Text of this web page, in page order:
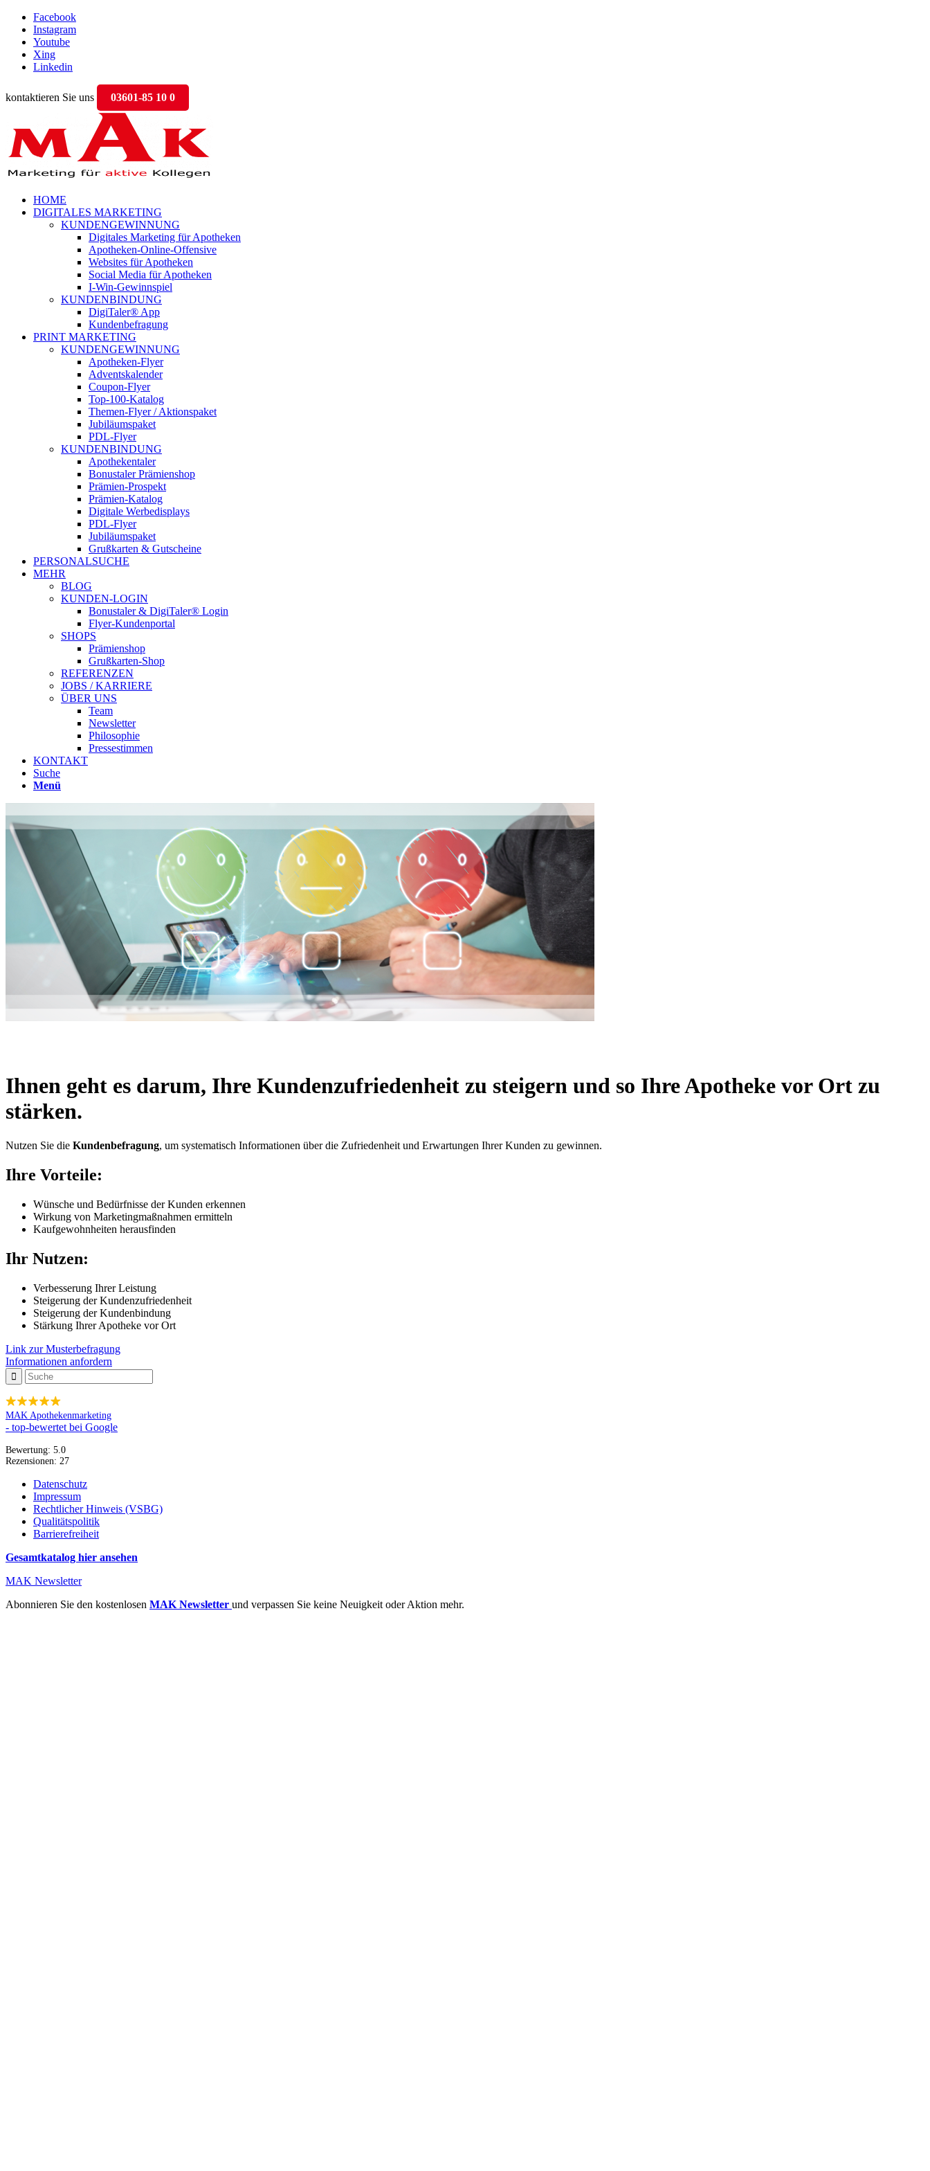
Facebook
Instagram
Youtube
Xing
Linkedin
kontaktieren Sie uns 03601-85 10 0
HOME
DIGITALES MARKETING
KUNDENGEWINNUNG
Digitales Marketing für Apotheken
Apotheken-Online-Offensive
Websites für Apotheken
Social Media für Apotheken
I-Win-Gewinnspiel
KUNDENBINDUNG
DigiTaler® App
Kundenbefragung
PRINT MARKETING
KUNDENGEWINNUNG
Apotheken-Flyer
Adventskalender
Coupon-Flyer
Top-100-Katalog
Themen-Flyer / Aktionspaket
Jubiläumspaket
PDL-Flyer
KUNDENBINDUNG
Apothekentaler
Bonustaler Prämienshop
Prämien-Prospekt
Prämien-Katalog
Digitale Werbedisplays
PDL-Flyer
Jubiläumspaket
Grußkarten & Gutscheine
PERSONALSUCHE
MEHR
BLOG
KUNDEN-LOGIN
Bonustaler & DigiTaler® Login
Flyer-Kundenportal
SHOPS
Prämienshop
Grußkarten-Shop
REFERENZEN
JOBS / KARRIERE
ÜBER UNS
Team
Newsletter
Philosophie
Pressestimmen
KONTAKT
Suche
Menü
Ihnen geht es darum, Ihre Kundenzufriedenheit zu steigern und so Ihre Apotheke vor Ort zu
stärken.
Nutzen Sie die Kundenbefragung, um systematisch Informationen über die Zufriedenheit und Erwartungen Ihrer Kunden zu gewinnen.
Ihre Vorteile:
Wünsche und Bedürfnisse der Kunden erkennen
Wirkung von Marketingmaßnahmen ermitteln
Kaufgewohnheiten herausfinden
Ihr Nutzen:
Verbesserung Ihrer Leistung
Steigerung der Kundenzufriedenheit
Steigerung der Kundenbindung
Stärkung Ihrer Apotheke vor Ort
Link zur Musterbefragung
Informationen anfordern
MAK Apothekenmarketing
- top-bewertet bei Google
Bewertung: 5.0
Rezensionen: 27
Datenschutz
Impressum
Rechtlicher Hinweis (VSBG)
Qualitätspolitik
Barrierefreiheit
Gesamtkatalog hier ansehen
MAK Newsletter
Abonnieren Sie den kostenlosen MAK Newsletter und verpassen Sie keine Neuigkeit oder Aktion mehr.